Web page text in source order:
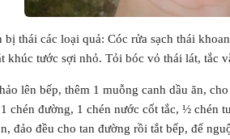
bị thái các loại quả: Cóc rửa sạch thái
khúc tước sợi nhỏ. Tỏi bóc vỏ thái lát, tắc
lên bếp, thêm 1 muỗng canh dầu ăn,
chén đường, 1 chén nước cốt tắc, ½ chén
đảo đều cho tan đường rồi tắt bếp, để